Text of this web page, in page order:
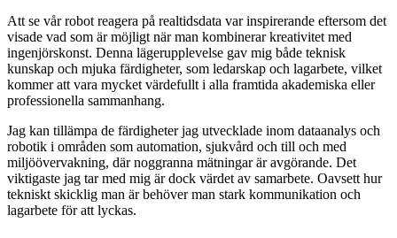
Att se vår robot reagera på realtidsdata var inspirerande eftersom det
visade vad som är möjligt när man kombinerar kreativitet med
ingenjörskonst. Denna lägerupplevelse gav mig både teknisk
kunskap och mjuka färdigheter, som ledarskap och lagarbete, vilket
kommer att vara mycket värdefullt i alla framtida akademiska eller
professionella sammanhang.
Jag kan tillämpa de färdigheter jag utvecklade inom dataanalys och
robotik i områden som automation, sjukvård och till och med
miljöövervakning, där noggranna mätningar är avgörande. Det
viktigaste jag tar med mig är dock värdet av samarbete. Oavsett hur
tekniskt skicklig man är behöver man stark kommunikation och
lagarbete för att lyckas.